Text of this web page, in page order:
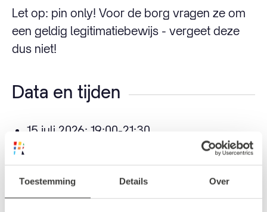
Toestemming Details Over
Let op: pin only! Voor de borg vragen ze om
een geldig legitimatiebewijs - vergeet deze
dus niet!
Data en tijden
15 juli 2026: 19:00-21:30
29 juli 2026: 19:00-21:30
5 augustus 2026: 19:00-21:30
12 augustus 2026: 19:00-21:30